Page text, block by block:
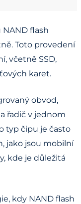
flash
Toto provedení
včetně SSD,
karet.
obvod,
řadič v jednom
typ čipu je často
jako jsou mobilní
kde je důležitá
kdy NAND flash